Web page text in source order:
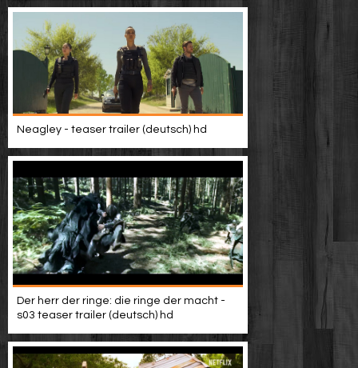
mit facebook anmelden
Informationen
Video suchen
Neagley - teaser trailer (deutsch) hd
Der herr der ringe: die ringe der macht -
s03 teaser trailer (deutsch) hd